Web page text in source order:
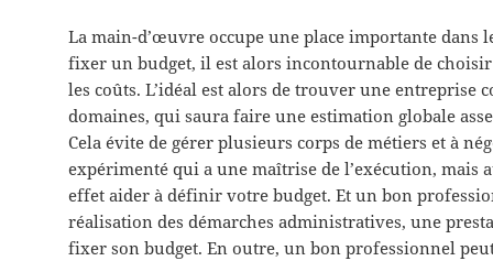
La main-d’œuvre occupe une place importante dans
fixer un budget, il est alors incontournable de
les coûts. L’idéal est alors de trouver une entreprise
domaines, qui saura faire une estimation globale
Cela évite de gérer plusieurs corps de métiers et à
expérimenté qui a une maîtrise de l’exécution, mais
effet aider à définir votre budget. Et un bon
réalisation des démarches administratives, une
fixer son budget. En outre, un bon professionnel